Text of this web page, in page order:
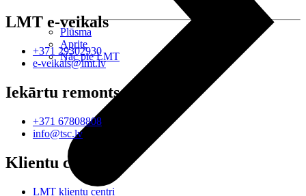
Plūsma
Aprite
Nāc pie LMT
LMT e-veikals
+371 29302930
e-veikals@lmt.lv
Iekārtu remonts
+371 67808808
info@tsc.lv
Klientu centri
LMT klientu centri